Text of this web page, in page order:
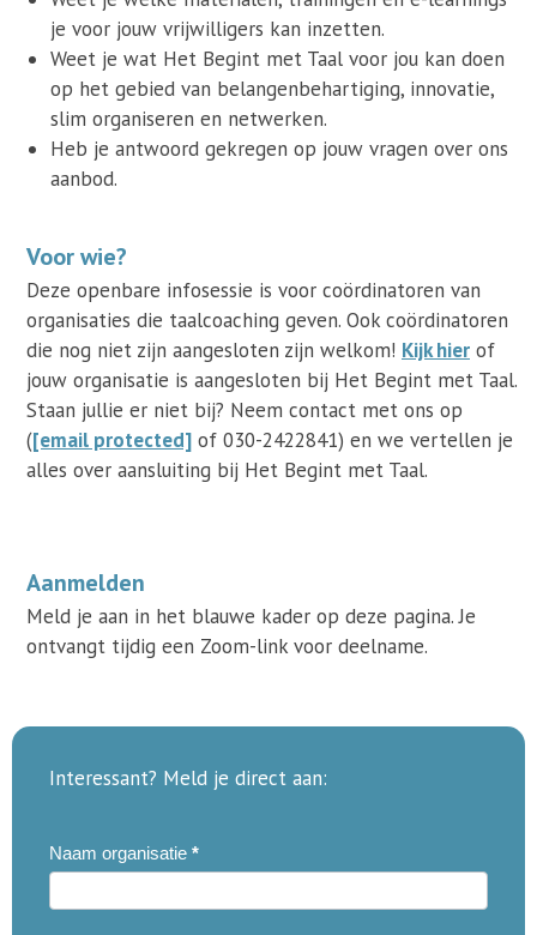
je voor jouw vrijwilligers kan inzetten.
Weet je wat Het Begint met Taal voor jou kan doen
op het gebied van belangenbehartiging, innovatie,
slim organiseren en netwerken.
Heb je antwoord gekregen op jouw vragen over ons
aanbod.
Voor wie?
Deze openbare infosessie is voor coördinatoren van
organisaties die taalcoaching geven. Ook coördinatoren
die nog niet zijn aangesloten zijn welkom! Kijk hier of
jouw organisatie is aangesloten bij Het Begint met Taal.
Staan jullie er niet bij? Neem contact met ons op
([email protected] of 030-2422841) en we vertellen je
alles over aansluiting bij Het Begint met Taal.
Aanmelden
Meld je aan in het blauwe kader op deze pagina. Je
ontvangt tijdig een Zoom-link voor deelname.
Interessant? Meld je direct aan:
20261015
Infosessie
Aanbod
Naam organisatie *